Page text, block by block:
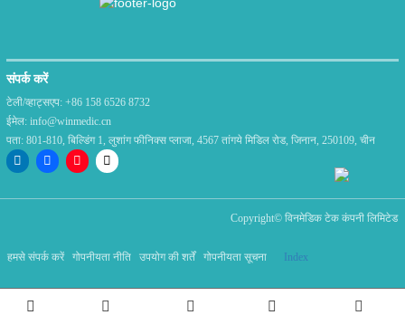
संपर्क करें
टेली/व्हाट्सएप: +86 158 6526 8732
ईमेल: info@winmedic.cn
पता: 801-810, बिल्डिंग 1, लुशांग फीनिक्स प्लाजा, 4567 तांगये मिडिल रोड, जिनान, 250109, चीन
Copyright© विनमेडिक टेक कंपनी लिमिटेड
हमसे संपर्क करें गोपनीयता नीति उपयोग की शर्तें गोपनीयता सूचना Index